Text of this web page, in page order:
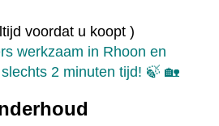
voordat u koopt )
werkzaam in Rhoon en
2 minuten tijd! 🍃 🏡